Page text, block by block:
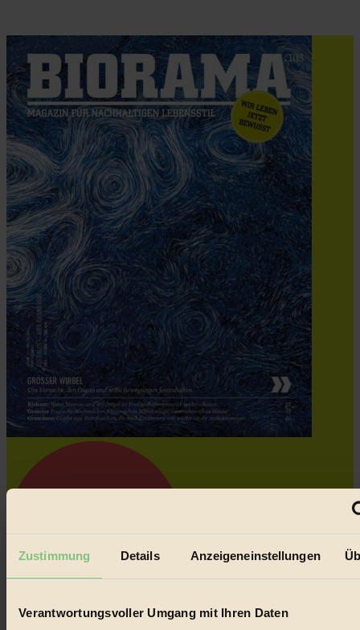
Zustimmung Details Anzeigeneinstellungen
Verantwortungsvoller Umgang mit Ihren Daten